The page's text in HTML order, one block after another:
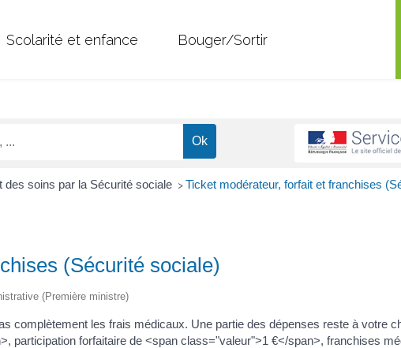
Scolarité et enfance Bouger/Sortir
des soins par la Sécurité sociale > Ticket modérateur, forfait et franchises
(Sécurité sociale)
(Première ministre)
complètement les frais médicaux. Une partie des dépenses reste à votre
participation forfaitaire de <span class="valeur">1 €</span>, franchises